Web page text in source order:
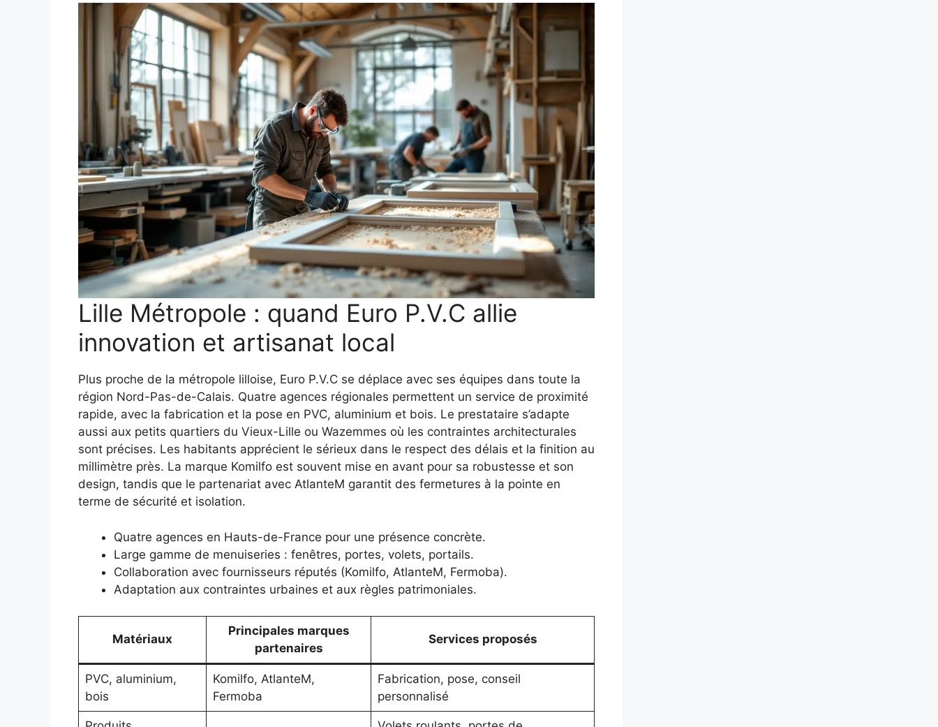
Lille Métropole : quand Euro P.V.C allie
innovation et artisanat local
Plus proche de la métropole lilloise, Euro P.V.C se déplace avec ses équipes dans toute la
région Nord-Pas-de-Calais. Quatre agences régionales permettent un service de proximité
rapide, avec la fabrication et la pose en PVC, aluminium et bois. Le prestataire s’adapte
aussi aux petits quartiers du Vieux-Lille ou Wazemmes où les contraintes architecturales
sont précises. Les habitants apprécient le sérieux dans le respect des délais et la finition au
millimètre près. La marque Komilfo est souvent mise en avant pour sa robustesse et son
design, tandis que le partenariat avec AtlanteM garantit des fermetures à la pointe en
terme de sécurité et isolation.
Quatre agences en Hauts-de-France pour une présence concrète.
Large gamme de menuiseries : fenêtres, portes, volets, portails.
Collaboration avec fournisseurs réputés (Komilfo, AtlanteM, Fermoba).
Adaptation aux contraintes urbaines et aux règles patrimoniales.
Matériaux
Principales marques
partenaires
Services proposés
PVC, aluminium,
bois
Komilfo, AtlanteM,
Fermoba
Fabrication, pose, conseil
personnalisé